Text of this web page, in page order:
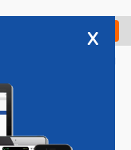
Check in
x